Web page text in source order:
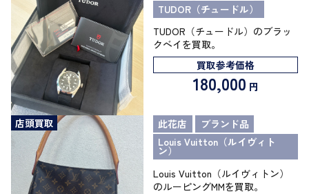
TUDOR（チュードル）
TUDOR（チュードル）のブラッ
クベイを買取。
買取参考価格
180,000 円
店頭買取 此花店
ブランド品
Louis Vuitton（ルイヴィト
ン）
Louis Vuitton（ルイヴィトン）
のルーピングMMを買取。